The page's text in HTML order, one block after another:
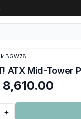
BGW78
8,610.00
+